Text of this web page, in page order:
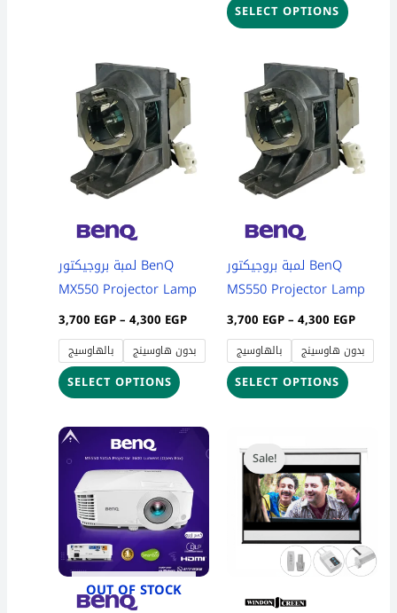
SELECT OPTIONS
لمبة بروجيكتور BenQ
MX550 Projector Lamp
3,700 EGP– 4,300 EGP
range:
3,700 EGP
4,300 EGP
بالهاوسيج بدون هاوسينج
SELECT OPTIONS
product
multiple
variants.
chosen
on
the
product
page
لمبة بروجيكتور BenQ
MS550 Projector Lamp
3,700 EGP– 4,300 EGP
range:
3,700
4,300
بالهاوسيج بدون هاوسينج
SELECT OPTIONS
product
multiple
chosen
on
the
product
page
OUT OF STOCK
Sale! price
was:
101,000 EGP.
price